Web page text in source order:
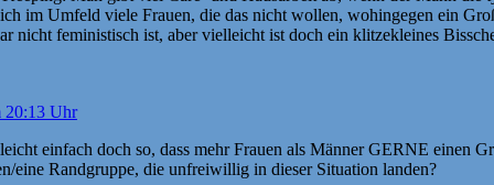
im Umfeld viele Frauen, die das nicht wollen, wohingegen ein
nicht feministisch ist, aber vielleicht ist doch ein klitzekleines
20:13 Uhr
einfach doch so, dass mehr Frauen als Männer GERNE
eine Randgruppe, die unfreiwillig in dieser Situation landen?